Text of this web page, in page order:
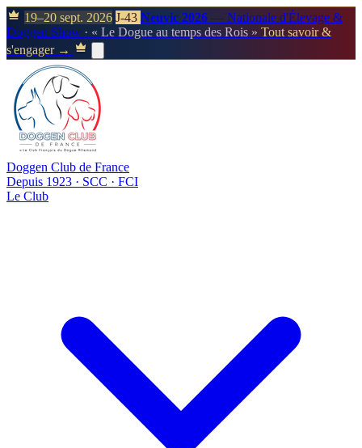
19–20 sept. 2026 J-43 Neuvic 2026 — Nationale d'Élevage &
Doggen Show · « Le Dogue au temps des Rois » Tout savoir &
s'engager →
Doggen Club de France
Depuis 1923 · SCC · FCI
Le Club